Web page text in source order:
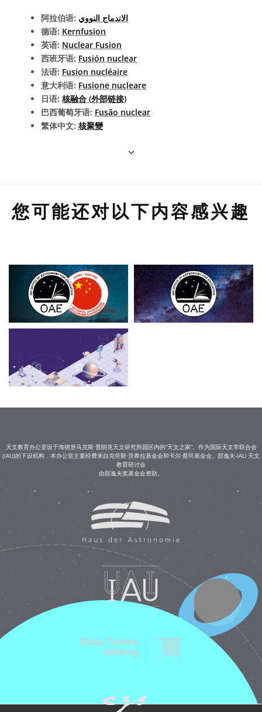
阿拉伯语: الاندماج النووي
德语: Kernfusion
英语: Nuclear Fusion
西班牙语: Fusión nuclear
法语: Fusion nucléaire
意大利语: Fusione nucleare
日语: 核融合 (外部链接)
巴西葡萄牙语: Fusão nuclear
繁体中文: 核聚變
您可能还对以下内容感兴趣
天文教育办公室设于海德堡马克斯·普朗克天文研究所园区内的“天文之家”。作为国际天文学联合会
(IAU)的下设机构，本办公室主要经费来自克劳斯·茨希拉基金会和卡尔·蔡司基金会。邵逸夫-IAU 天文
教育研讨会
由邵逸夫奖基金会资助。